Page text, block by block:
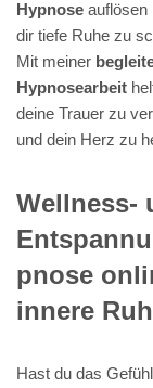
Hypnose auflösen
dir tiefe Ruhe zu
Mit meiner
Hypnosearbeit
deine Trauer zu
und dein Herz zu
Wellness-
pnose
innere
Hast du das